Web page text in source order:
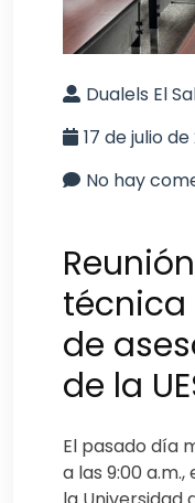
Dualels El
17 de julio
No hay
técnica
de
de la
El pasado día
a las 9:00